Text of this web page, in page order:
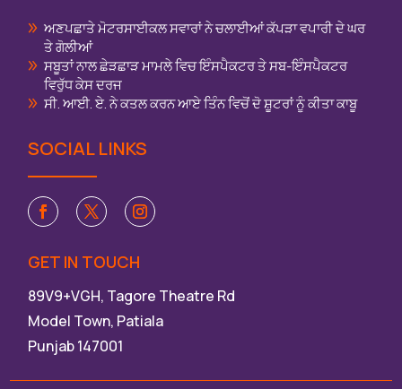
ਅਣਪਛਾਤੇ ਮੋਟਰਸਾਈਕਲ ਸਵਾਰਾਂ ਨੇ ਚਲਾਈਆਂ ਕੱਪੜਾ ਵਪਾਰੀ ਦੇ ਘਰ
ਤੇ ਗੋਲੀਆਂ
ਸਬੂਤਾਂ ਨਾਲ ਛੇੜਛਾੜ ਮਾਮਲੇ ਵਿਚ ਇੰਸਪੈਕਟਰ ਤੇ ਸਬ-ਇੰਸਪੈਕਟਰ
ਵਿਰੁੱਧ ਕੇਸ ਦਰਜ
ਸੀ. ਆਈ. ਏ. ਨੇ ਕਤਲ ਕਰਨ ਆਏ ਤਿੰਨ ਵਿਚੋਂ ਦੋ ਸ਼ੂਟਰਾਂ ਨੂੰ ਕੀਤਾ ਕਾਬੂ
SOCIAL LINKS
GET IN TOUCH
89V9+VGH, Tagore Theatre Rd
Model Town, Patiala
Punjab 147001